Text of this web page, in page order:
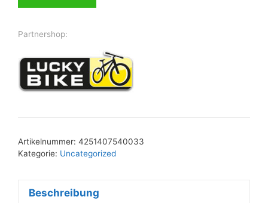
Partnershop:
Artikelnummer: 4251407540033
Kategorie: Uncategorized
Beschreibung